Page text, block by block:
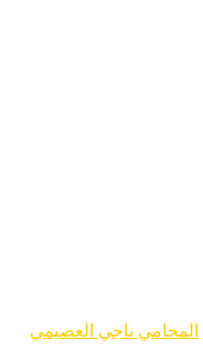
المحامي ناجي العصيمي